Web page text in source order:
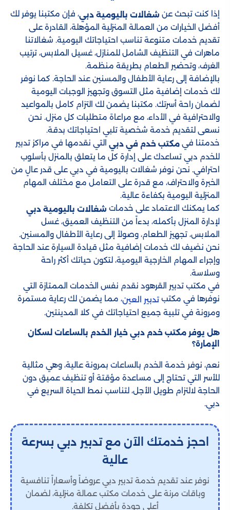
إذا كنت تبحث عن شغالات باليومية دبي، فإن مكتبنا يوفر لك
أفضل الخيارات من العمالة المنزلية المؤهلة، القادرة على
تقديم خدمات متنوعة تناسب احتياجاتك اليومية. شغالاتنا
ماهرات في التنظيف الشامل للمنازل، غسيل الملابس، ترتيب
الغرف، وتحضير الطعام بطريقة منظمة.
بالإضافة إلى رعاية الأطفال والمسنين عند الحاجة. كما نوفر
لك خدمات إضافية مثل التسوق وتجهيز الوجبات اليومية
لضمان راحة أسرتك. مكتبنا يضمن لك التزام كامل بالمواعيد
والاحترافية في الأداء، مع مراعاة متطلبات كل منزل. نحن
نسعى لتقديم خدمة شخصية تلبي احتياجاتك بدقة.
خدمتنا في مكتب خدم في دبي​ التي نقدمها في مراكز تدبير
للخدم دبي​​ تساعدك على إدارة كل ما يتعلق بالمنزل بأسلوب
احترافي. نحن نوفر شغالات باليومية في دبي على قدر عالٍ من
الخبرة والاحتراف، مع قدرة على التعامل مع مختلف المهام
المنزلية اليومية بكفاءة عالية.
كما يمكنك الاعتماد على خدمات شغالات باليومية دبي
لإدارة المنزل بأكمله، بدءاً من التنظيف العميق، غسل
الملابس، تجهيز الطعام، وصولاً إلى رعاية الأطفال والمسنين.
نحن نضيف لك خدمات إضافية مثل قيادة السيارة عند الحاجة
وإجراء المهام الخارجية اليومية، لتكون حياتك أكثر راحة
وسلاسة.
في مكتب تدبير القرهود​ نقدم نفس الخدمات الممتازة التي
نوفرها في مكتب تدبير العين، مما يضمن لك رعاية مستمرة
ومرونة في تلبية جميع احتياجاتك في كلا المدينتين.
هل يوفر مكتب خدم دبي خيار الخدم بالساعات لسكان
الإمارة؟
نعم، نوفر خدمة الخدم بالساعات بمرونة عالية، وهي مثالية
للأسر التي تحتاج إلى مساعدة مؤقتة أو تنظيف عميق دون
الحاجة لالتزام طويل الأجل، لتناسب نمط الحياة السريع في
دبي.
احجز خدمتك الآن مع تدبير دبي بسرعة
عالية
نوفر عند تقديم خدمة تدبير دبي عروضاً وأسعاراً تنافسية
وباقات مرنة على خدمات مكتب عمالة منزلية، لضمان
أعلى جودة بأفضل تكلفة.